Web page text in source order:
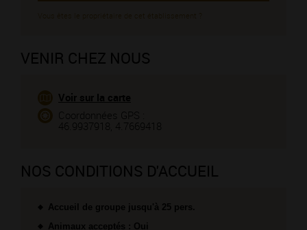
VENIR CHEZ NOUS
Voir sur la carte
Coordonnées GPS :
46.9937918, 4.7669418
NOS CONDITIONS D'ACCUEIL
Accueil de groupe jusqu'à 25 pers.
Animaux acceptés : Oui